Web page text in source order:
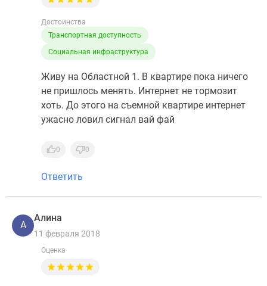
Достоинства
Транспортная доступность
Социальная инфраструктура
Живу на Областной 1. В квартире пока ничего
не пришлось менять. Интернет не тормозит
хоть. До этого на съемной квартире интернет
ужасно ловил сигнал вай фай
0 0
Ответить
А
Алина
11 февраля 2018
Оценка